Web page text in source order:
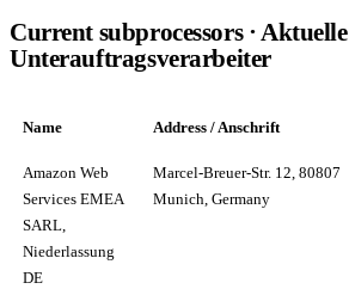
Performing Arts
Success Stories
Current subprocessors · Aktuelle
Unterauftragsverarbeiter
Name Address / Anschrift
Amazon Web
Services EMEA
SARL,
Niederlassung
DE
Marcel-Breuer-Str. 12, 80807
Munich, Germany